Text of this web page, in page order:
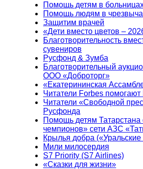
Помощь детям в
Помощь людям в
Защитим врачей
«Дети вместо цветов –
Благотворительность
сувениров
Русфонд & Зумба
Благотворительный
ООО «Доброторг»
«Екатерининская
Читатели Forbes
Читатели «Свободной
Русфонда
Помощь детям Татарстана
чемпионов» сети АЗС
Крылья добра
Мили милосердия
S7 Priority (S7 Airlines)
«Сказки для жизни»